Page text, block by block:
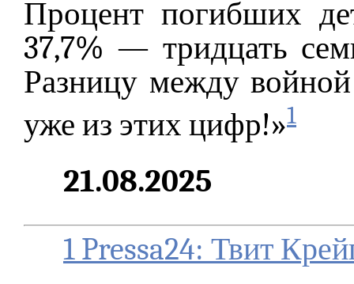
Процент погибших
37,7% — тридцать
Разницу между
уже из этих цифр!»1
21.08.2025
1 Pressa24: Твит